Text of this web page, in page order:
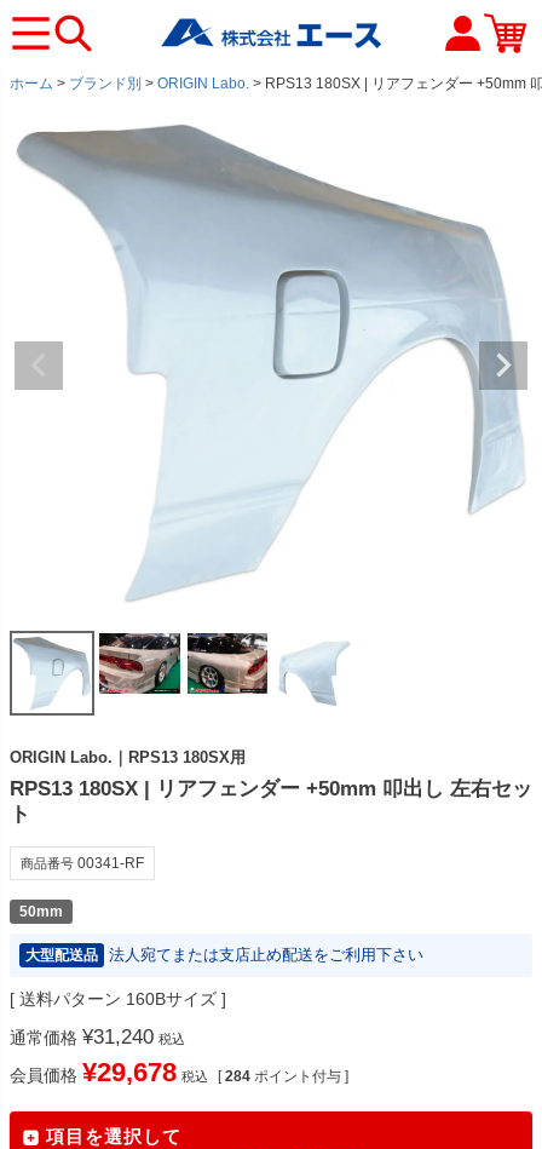
ホーム ブランド別 ORIGIN Labo. RPS13 180SX | リアフェンダー +50mm
ORIGIN Labo.｜RPS13 180SX用
RPS13 180SX | リアフェンダー +50mm 叩出し 左右セッ
ト
商品番号 00341-RF
50mm
大型配送品 法人宛てまたは支店止め配送をご利用下さい
送料パターン 160Bサイズ
通常価格 ¥31,240 税込
会員価格 ¥29,678 税込 [ 284 ポイント付与 ]
項目を選択して